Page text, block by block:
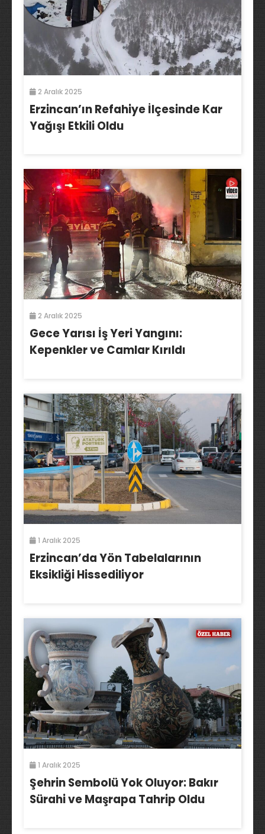
2 Aralık 2025
Erzincan’ın Refahiye İlçesinde Kar
Yağışı Etkili Oldu
2 Aralık 2025
Gece Yarısı İş Yeri Yangını:
Kepenkler ve Camlar Kırıldı
1 Aralık 2025
Erzincan’da Yön Tabelalarının
Eksikliği Hissediliyor
1 Aralık 2025
Şehrin Sembolü Yok Oluyor: Bakır
Sürahi ve Maşrapa Tahrip Oldu